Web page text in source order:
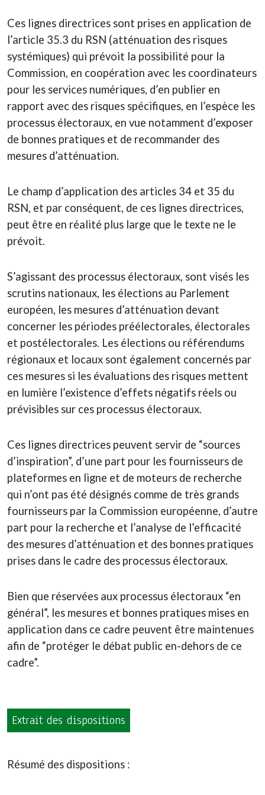
Ces lignes directrices sont prises en application de
l’article 35.3 du RSN (atténuation des risques
systémiques) qui prévoit la possibilité pour la
Commission, en coopération avec les coordinateurs
pour les services numériques, d’en publier en
rapport avec des risques spécifiques, en l’espèce les
processus électoraux, en vue notamment d’exposer
de bonnes pratiques et de recommander des
mesures d’atténuation.
Le champ d’application des articles 34 et 35 du
RSN, et par conséquent, de ces lignes directrices,
peut être en réalité plus large que le texte ne le
prévoit.
S’agissant des processus électoraux, sont visés les
scrutins nationaux, les élections au Parlement
européen, les mesures d’atténuation devant
concerner les périodes préélectorales, électorales
et postélectorales. Les élections ou référendums
régionaux et locaux sont également concernés par
ces mesures si les évaluations des risques mettent
en lumière l’existence d’effets négatifs réels ou
prévisibles sur ces processus électoraux.
Ces lignes directrices peuvent servir de “sources
d’inspiration”, d’une part pour les fournisseurs de
plateformes en ligne et de moteurs de recherche
qui n’ont pas été désignés comme de très grands
fournisseurs par la Commission européenne, d’autre
part pour la recherche et l’analyse de l’efficacité
des mesures d’atténuation et des bonnes pratiques
prises dans le cadre des processus électoraux.
Bien que réservées aux processus électoraux “en
général”, les mesures et bonnes pratiques mises en
application dans ce cadre peuvent être maintenues
afin de “protéger le débat public en-dehors de ce
cadre”.
Extrait des dispositions
Résumé des dispositions :